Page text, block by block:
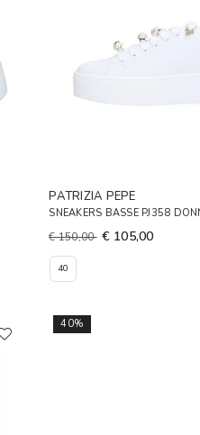
PATRIZIA PEPE
SNEAKERS BASSE PJ358
€ 150,00 € 105,00
40
40%